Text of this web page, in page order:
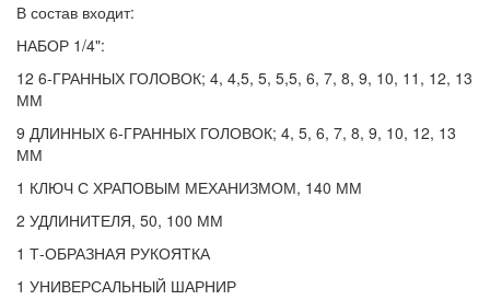
В состав входит:
НАБОР 1/4":
12 6-ГРАННЫХ ГОЛОВОК; 4, 4,5, 5, 5,5, 6, 7, 8, 9, 10, 11, 12, 13
ММ
9 ДЛИННЫХ 6-ГРАННЫХ ГОЛОВОК; 4, 5, 6, 7, 8, 9, 10, 12, 13
ММ
1 КЛЮЧ С ХРАПОВЫМ МЕХАНИЗМОМ, 140 ММ
2 УДЛИНИТЕЛЯ, 50, 100 ММ
1 Т-ОБРАЗНАЯ РУКОЯТКА
1 УНИВЕРСАЛЬНЫЙ ШАРНИР